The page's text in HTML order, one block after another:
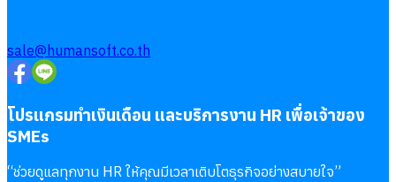
sale@humansoft.co.th
โปรแกรมทำเงินเดือน และบริการงาน HR เพื่อเจ้าของ
SMEs
“ช่วยดูแลทุกงาน HR ให้คุณมีเวลาเติบโตธุรกิจอย่างสบายใจ”